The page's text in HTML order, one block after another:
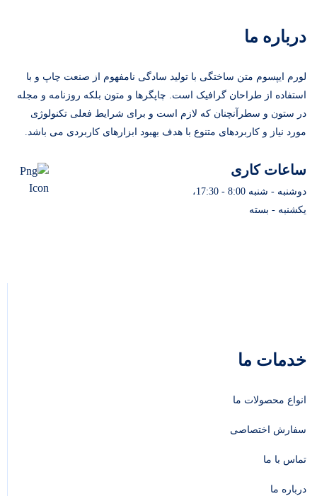
درباره ما
لورم ایپسوم متن ساختگی با تولید سادگی نامفهوم از صنعت چاپ و با
استفاده از طراحان گرافیک است. چاپگرها و متون بلکه روزنامه و مجله
در ستون و سطرآنچنان که لازم است و برای شرایط فعلی تکنولوژی
مورد نیاز و کاربردهای متنوع با هدف بهبود ابزارهای کاربردی می باشد.
ساعات کاری
دوشنبه - شنبه 8:00 - 17:30،
یکشنبه - بسته
خدمات ما
انواع محصولات ما
سفارش اختصاصی
تماس با ما
درباره ما